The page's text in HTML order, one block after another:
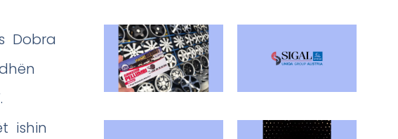
Dobra
ishin